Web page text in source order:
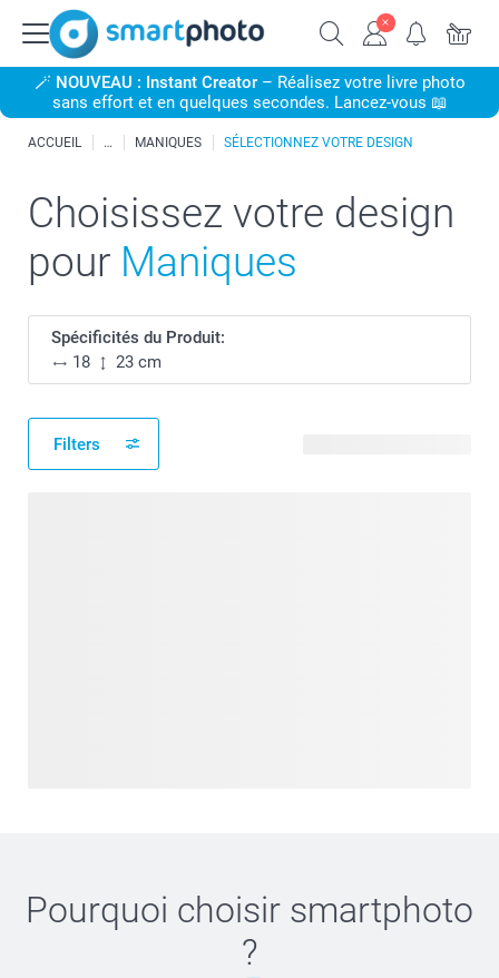
🪄 NOUVEAU : Instant Creator– Réalisez votre livre photo
sans effort et en quelques secondes. Lancez-vous 📖
ACCUEIL MANIQUES SÉLECTIONNEZ VOTRE DESIGN
Choisissez votre design
pour Maniques
Spécificités du Produit:
18
23 cm
Filters
Pourquoi choisir smartphoto
?